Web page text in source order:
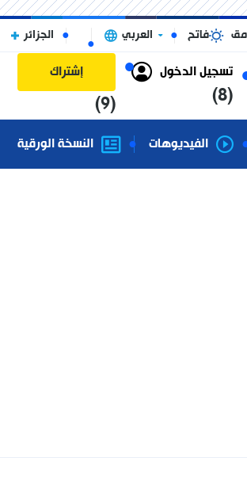
تسجيل الدخول
(8)
إشتراك
(9)
فاتح العربي الجزائر
الفيديوهات النسخة الورقية